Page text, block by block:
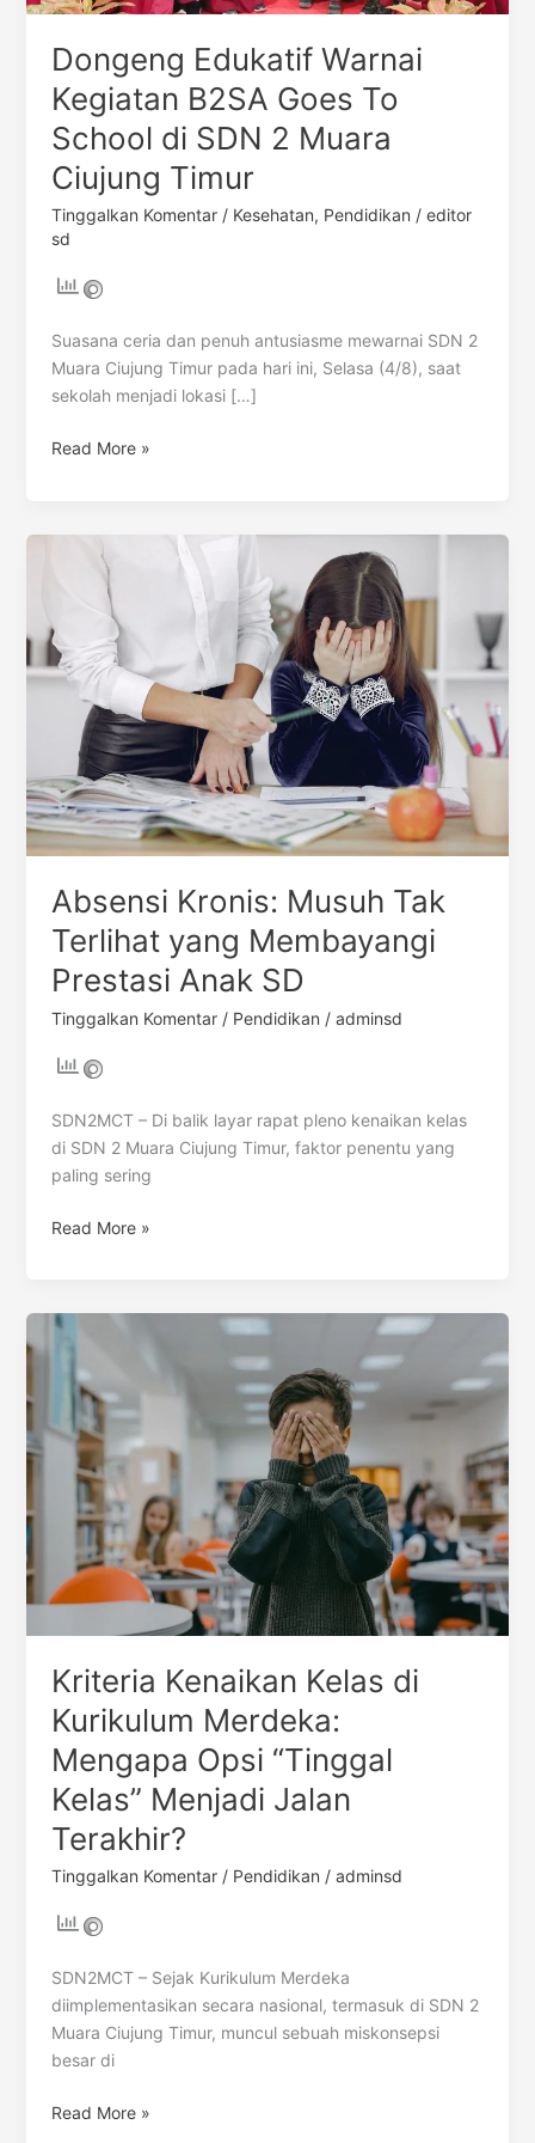
Dongeng Edukatif Warnai
Kegiatan B2SA Goes To
School di SDN 2 Muara
Ciujung Timur
Tinggalkan Komentar / Kesehatan, Pendidikan / editor
sd
Suasana ceria dan penuh antusiasme mewarnai SDN 2
Muara Ciujung Timur pada hari ini, Selasa (4/8), saat
sekolah menjadi lokasi […]
Timur
Read More »
Absensi Kronis: Musuh Tak
Terlihat yang Membayangi
Prestasi Anak SD
Tinggalkan Komentar / Pendidikan / adminsd
SDN2MCT – Di balik layar rapat pleno kenaikan kelas
di SDN 2 Muara Ciujung Timur, faktor penentu yang
paling sering
Absensi
Tak
Terlihat
yang
Membayangi
Prestasi
Anak
SD
Read More »
Kriteria Kenaikan Kelas di
Kurikulum Merdeka:
Mengapa Opsi “Tinggal
Kelas” Menjadi Jalan
Terakhir?
Tinggalkan Komentar / Pendidikan / adminsd
SDN2MCT – Sejak Kurikulum Merdeka
diimplementasikan secara nasional, termasuk di SDN 2
Muara Ciujung Timur, muncul sebuah miskonsepsi
besar di
Kriteria
Kelas
Kurikulum
Merdeka:
Mengapa
Opsi
“Tinggal
Kelas”
Menjadi
Read More »